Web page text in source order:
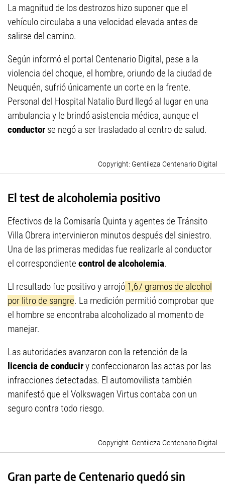
La magnitud de los destrozos hizo suponer que el
vehículo circulaba a una velocidad elevada antes de
salirse del camino.
Según informó el portal Centenario Digital, pese a la
violencia del choque, el hombre, oriundo de la ciudad de
Neuquén, sufrió únicamente un corte en la frente.
Personal del Hospital Natalio Burd llegó al lugar en una
ambulancia y le brindó asistencia médica, aunque el
conductor se negó a ser trasladado al centro de salud.
Gentileza Centenario Digital
El test de alcoholemia positivo
Efectivos de la Comisaría Quinta y agentes de Tránsito
Villa Obrera intervinieron minutos después del siniestro.
Una de las primeras medidas fue realizarle al conductor
el correspondiente control de alcoholemia.
El resultado fue positivo y arrojó 1,67 gramos de alcohol
por litro de sangre. La medición permitió comprobar que
el hombre se encontraba alcoholizado al momento de
manejar.
Las autoridades avanzaron con la retención de la
licencia de conduciry confeccionaron las actas por las
infracciones detectadas. El automovilista también
manifestó que el Volkswagen Virtus contaba con un
seguro contra todo riesgo.
Gentileza Centenario Digital
Gran parte de Centenario quedó sin